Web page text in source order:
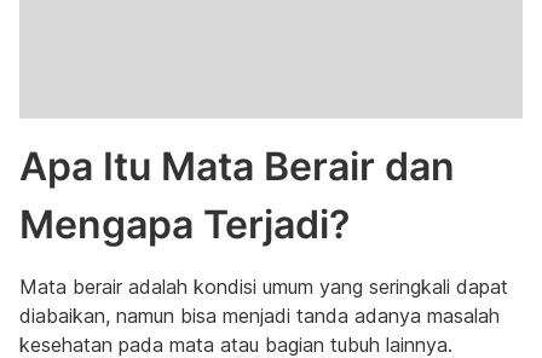
Apa Itu Mata Berair dan
Mengapa Terjadi?
Mata berair adalah kondisi umum yang seringkali dapat
diabaikan, namun bisa menjadi tanda adanya masalah
kesehatan pada mata atau bagian tubuh lainnya.